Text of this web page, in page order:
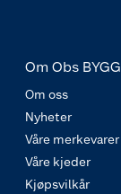
Om Obs BYGG
Om oss
Nyheter
Våre merkevarer
Våre kjeder
Kjøpsvilkår